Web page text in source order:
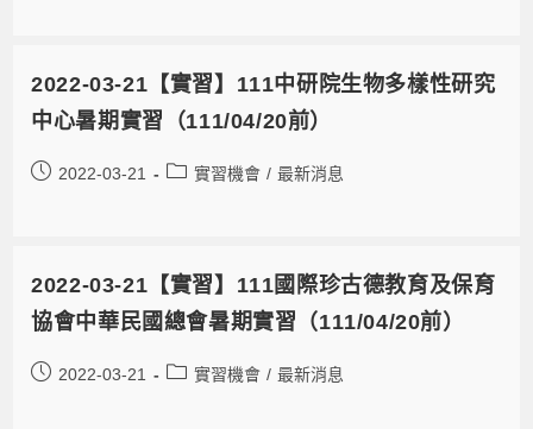
2022-03-21【實習】111中研院生物多樣性研究
中心暑期實習（111/04/20前）
2022-03-21 實習機會 / 最新消息
2022-03-21【實習】111國際珍古德教育及保育
協會中華民國總會暑期實習（111/04/20前）
2022-03-21 實習機會 / 最新消息